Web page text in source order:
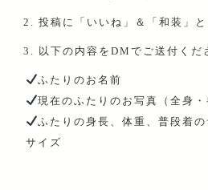
投稿に「いいね」＆「和装」と
以下の内容をDMでご送付くだ
ふたりのお名前
現在のふたりのお写真（全身・
ふたりの身長、体重、普段着
サイズ